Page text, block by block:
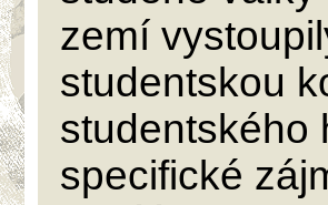
zemí
studentskou
studentského
specifické